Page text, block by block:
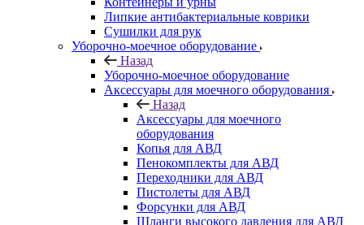
Липкие антибактериальные коврики
Сушилки для рук
Уборочно-моечное оборудование
Назад
Уборочно-моечное оборудование
Аксессуары для моечного оборудования
Назад
Аксессуары для моечного
оборудования
Копья для АВД
Пенокомплекты для АВД
Переходники для АВД
Пистолеты для АВД
Форсунки для АВД
Шланги высокого давления для АВД